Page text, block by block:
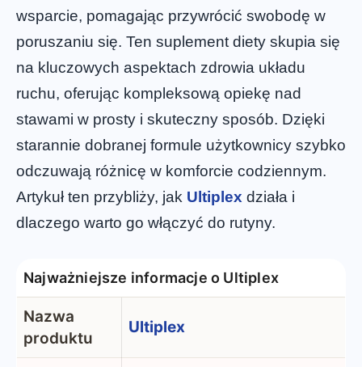
wsparcie, pomagając przywrócić swobodę w
poruszaniu się. Ten suplement diety skupia się
na kluczowych aspektach zdrowia układu
ruchu, oferując kompleksową opiekę nad
stawami w prosty i skuteczny sposób. Dzięki
starannie dobranej formule użytkownicy szybko
odczuwają różnicę w komforcie codziennym.
Artykuł ten przybliży, jak Ultiplex działa i
dlaczego warto go włączyć do rutyny.
Najważniejsze informacje o Ultiplex
Nazwa
produktu
Ultiplex